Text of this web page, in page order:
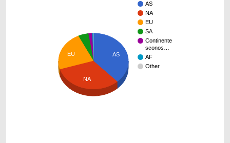
AS
NA
EU
SA
Continente
sconos…
AF
Other
AS
EU
NA